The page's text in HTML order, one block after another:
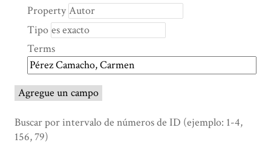
rows
"Reducir
por
campo
específico":
1
Property
Tipo
Terms
Agregue un campo
Buscar por intervalo de números de ID (ejemplo: 1-4,
156, 79)